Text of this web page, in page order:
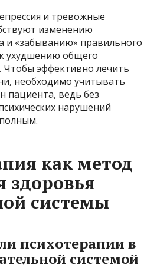
и тревожные
изменению
и «забыванию» правильного
ухудшению общего
Чтобы эффективно лечить
необходимо учитывать
пациента, ведь без
нарушений
как метод
здоровья
системы
психотерапии в
системой